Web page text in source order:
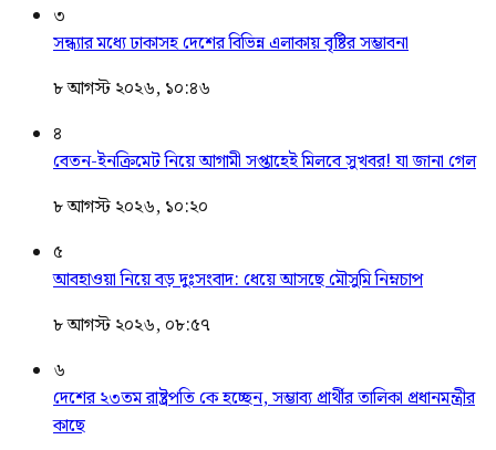
৩
সন্ধ্যার মধ্যে ঢাকাসহ দেশের বিভিন্ন এলাকায় বৃষ্টির সম্ভাবনা
৮ আগস্ট ২০২৬, ১০:৪৬
৪
বেতন-ইনক্রিমেট নিয়ে আগামী সপ্তাহেই মিলবে সুখবর! যা জানা গেল
৮ আগস্ট ২০২৬, ১০:২০
৫
আবহাওয়া নিয়ে বড় দুঃসংবাদ: ধেয়ে আসছে মৌসুমি নিম্নচাপ
৮ আগস্ট ২০২৬, ০৮:৫৭
৬
দেশের ২৩তম রাষ্ট্রপতি কে হচ্ছেন, সম্ভাব্য প্রার্থীর তালিকা প্রধানমন্ত্রীর
কাছে